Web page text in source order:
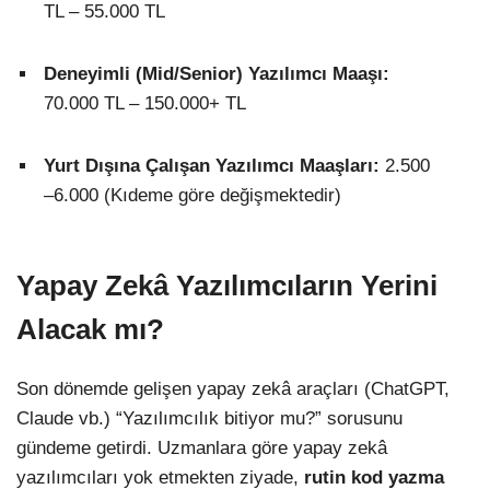
TL – 55.000 TL
Deneyimli (Mid/Senior) Yazılımcı Maaşı:
70.000 TL – 150.000+ TL
Yurt Dışına Çalışan Yazılımcı Maaşları: 2.500
–6.000 (Kıdeme göre değişmektedir)
Yapay Zekâ Yazılımcıların Yerini
Alacak mı?
Son dönemde gelişen yapay zekâ araçları (ChatGPT,
Claude vb.) “Yazılımcılık bitiyor mu?” sorusunu
gündeme getirdi. Uzmanlara göre yapay zekâ
yazılımcıları yok etmekten ziyade, rutin kod yazma